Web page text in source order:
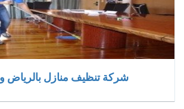
شركة تنظيف منازل بالرياض